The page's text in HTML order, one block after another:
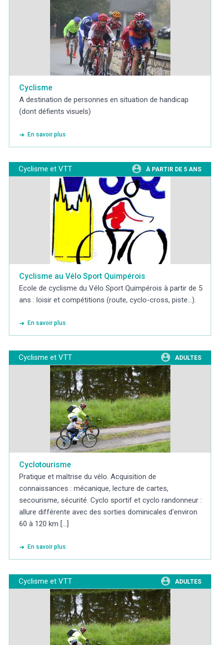
Cyclisme
A destination de personnes en situation de handicap
(dont défients visuels)
En savoir plus
Cyclisme et VTT À PARTIR DE 5 ANS
Cyclisme au Vélo Sport Quimpérois
Ecole de cyclisme du Vélo Sport Quimpérois à partir de 5
ans : loisir et compétitions (route, cyclo-cross, piste...).
En savoir plus
Cyclisme et VTT ADULTES
Cyclotourisme
Pratique et maîtrise du vélo. Acquisition de
connaissances : mécanique, lecture de cartes,
secourisme, sécurité. Cyclo sportif et cyclo randonneur :
allure différente avec des sorties dominicales d'environ
60 à 120 km [...]
En savoir plus
Cyclisme et VTT ADULTES